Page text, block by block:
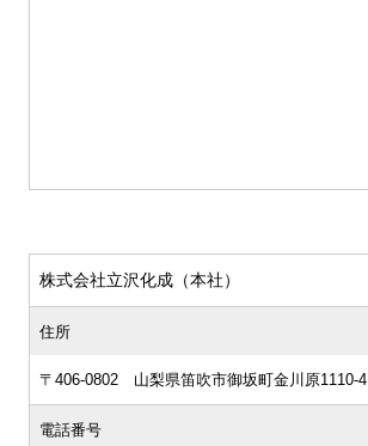
株式会社立沢化成（本社）
住所
〒406-0802 山梨県笛吹市御坂町金川原1110-4
電話番号